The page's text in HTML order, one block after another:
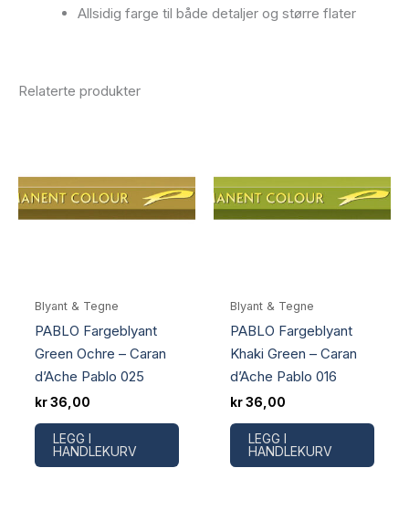
Allsidig farge til både detaljer og større flater
Relaterte produkter
Blyant & Tegne
PABLO Fargeblyant
Green Ochre – Caran
d’Ache Pablo 025
kr36,00
LEGG I
HANDLEKURV
Blyant & Tegne
PABLO Fargeblyant
Khaki Green – Caran
d’Ache Pablo 016
kr36,00
LEGG I
HANDLEKURV